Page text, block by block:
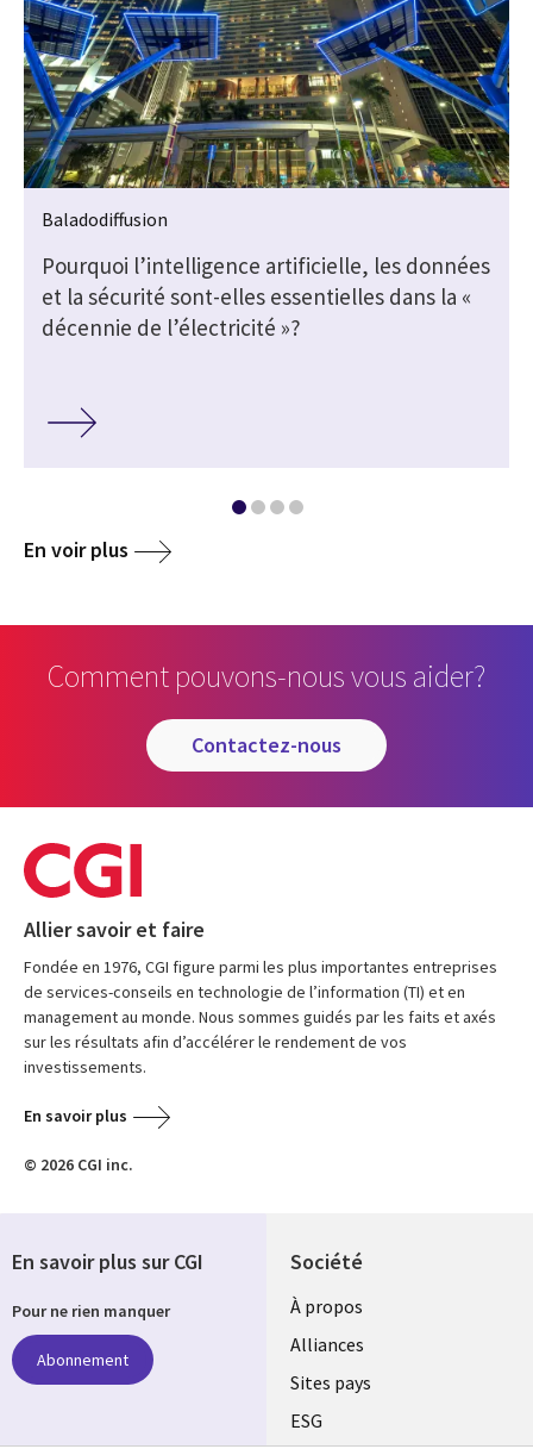
Baladodiffusion
Pourquoi l’intelligence artificielle, les données
et la sécurité sont-elles essentielles dans la «
décennie de l’électricité »?
En voir plus
Comment pouvons-nous vous aider?
contactez-nous
Allier savoir et faire
Fondée en 1976, CGI figure parmi les plus importantes entreprises
de services-conseils en technologie de l’information (TI) et en
management au monde. Nous sommes guidés par les faits et axés
sur les résultats afin d’accélérer le rendement de vos
investissements.
En savoir plus
© 2026 CGI inc.
Société
À propos
Alliances
Sites pays
ESG
En savoir plus sur CGI
Pour ne rien manquer
Abonnement